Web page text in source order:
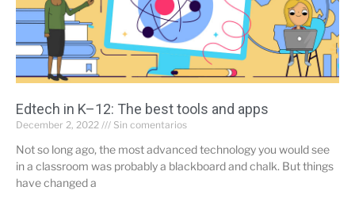
Edtech in K–12: The best tools and apps
December 2, 2022 Sin comentarios
Not so long ago, the most advanced technology you would see
in a classroom was probably a blackboard and chalk. But things
have changed a